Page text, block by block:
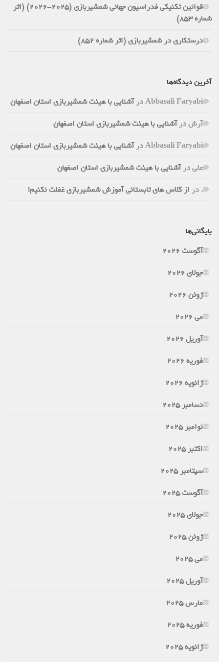
قوانین تکنیکی فدراسیون جهانی شمشیربازی (2025-2026) (اثر
شماره 853)
درستکاری در شمشیربازی (اثر شماره 852)
آخرین دیدگاه‌ها
Abbasali Faryabiدرآشنایی با هیئت شمشیربازی استان اصفهان
آرشدرآشنایی با هیئت شمشیربازی استان اصفهان
Abbasali Faryabiدرآشنایی با هیئت شمشیربازی استان اصفهان
علیدرآشنایی با هیئت شمشیربازی استان اصفهان
.دراز کلاس های تابستانی آموزش شمشیربازی غفلت نکنیم!
بایگانی‌ها
آگوست 2026
جولای 2026
ژوئن 2026
می 2026
آوریل 2026
فوریه 2026
ژانویه 2026
دسامبر 2025
نوامبر 2025
اکتبر 2025
سپتامبر 2025
آگوست 2025
جولای 2025
ژوئن 2025
می 2025
آوریل 2025
مارس 2025
فوریه 2025
ژانویه 2025